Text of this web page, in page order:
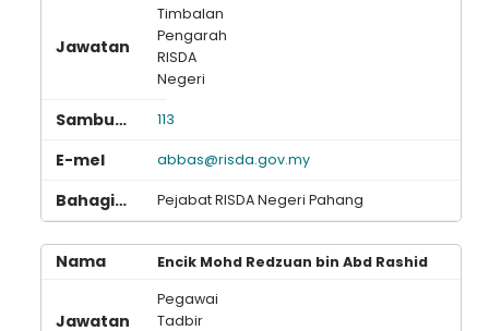
Timbalan
Pengarah
RISDA
Negeri
113
abbas@risda.gov.my
Pejabat RISDA Negeri Pahang
Encik Mohd Redzuan bin Abd Rashid
Pegawai
Tadbir